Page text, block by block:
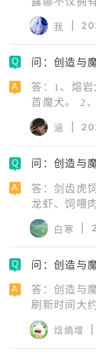
发挥作用，
要提升游戏
常值得入手
我
问：创造与
答：1、熔
首魔犬。 2
级）=双首
兽（50级）
+灾厄冥兽
涵
问：创造与
答：剑齿虎
龙虾、饲喂
饲料了。 创
和银月丘陵,
出现爱心就
白寒
问：创造与
答：创造与
刷新时间大
图上有多个
边、灯塔海
小草莓丘陵
焓熵增